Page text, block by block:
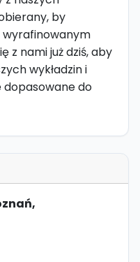
by
z nami już dziś, aby
wykładzin i
dopasowane do